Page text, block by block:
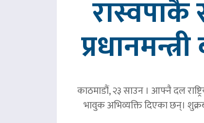
काठमाडौं, २३ साउन । आफ्नै दल
भावुक अभिव्यक्ति दिएका छन्।